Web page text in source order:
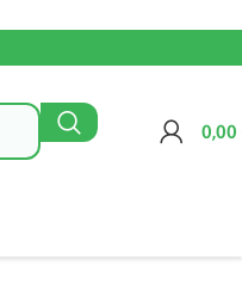
0,00